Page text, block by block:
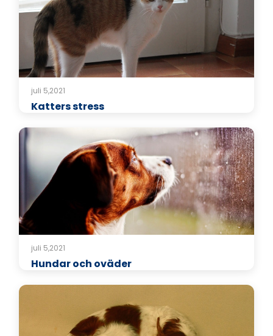
juli 5,2021
Katters stress
juli 5,2021
Hundar och oväder